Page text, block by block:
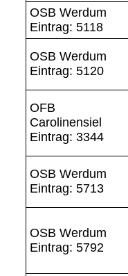
OSB Werdum
Eintrag: 5118
OSB Werdum
Eintrag: 5120
OFB
Carolinensiel
Eintrag: 3344
OSB Werdum
Eintrag: 5713
OSB Werdum
Eintrag: 5792